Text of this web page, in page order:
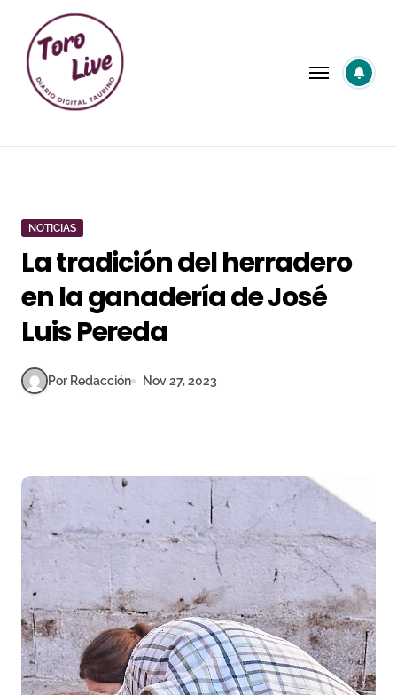
contenido
NOTICIAS
La tradición del herradero
en la ganadería de José
Luis Pereda
Por Redacción Nov 27, 2023